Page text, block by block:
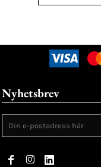
Nyhetsbrev